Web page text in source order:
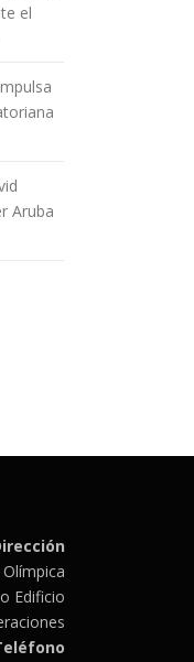
el
Aruba
Edificio